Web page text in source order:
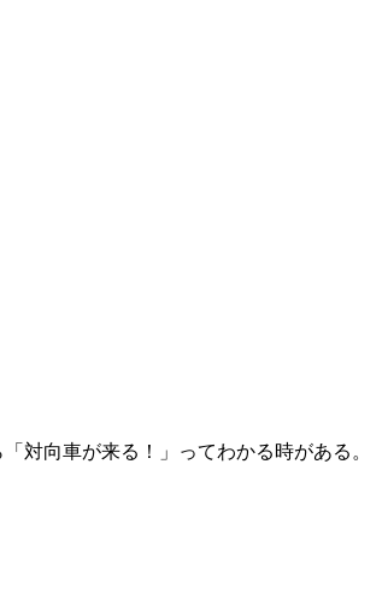
対向車が来る！」ってわかる時がある。